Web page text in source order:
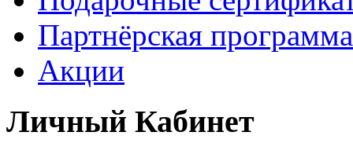
Партнёрская программа
Акции
Личный Кабинет